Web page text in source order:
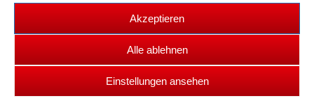
Akzeptieren
Alle ablehnen
Einstellungen ansehen
Copyright © 2026 TRUCKS & Details